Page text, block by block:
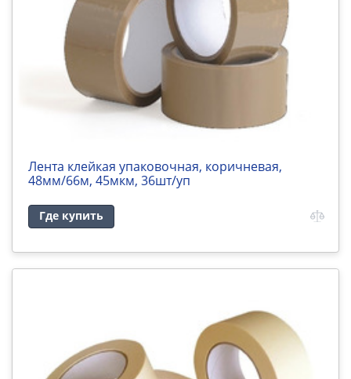
Лента клейкая упаковочная, коричневая,
48мм/66м, 45мкм, 36шт/уп
Где купить